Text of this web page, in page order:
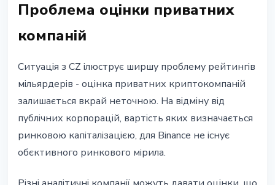
Проблема оцінки приватних
компаній
Ситуація з CZ ілюструє ширшу проблему рейтингів
мільярдерів - оцінка приватних криптокомпаній
залишається вкрай неточною. На відміну від
публічних корпорацій, вартість яких визначається
ринковою капіталізацією, для Binance не існує
обєктивного ринкового мірила.